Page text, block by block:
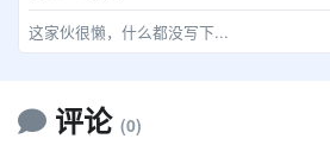
这家伙很懒，什么都没写下...
评论 (0)